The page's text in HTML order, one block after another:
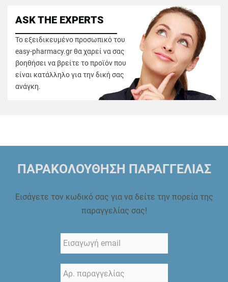
ASK THE EXPERTS
Το εξειδικευμένο προσωπικό του
easy-pharmacy.gr θα χαρεί να σας
βοηθήσει να βρείτε το προϊόν που
είναι κατάλληλο για την δική σας
ανάγκη.
ΠΑΡΑΚΟΛΟΥΘΗΣΗ ΠΑΡΑΓΓΕΛΙΑΣ
Εισάγετε τον κωδικό σας για να δείτε την πορεία της
παραγγελίας σας!